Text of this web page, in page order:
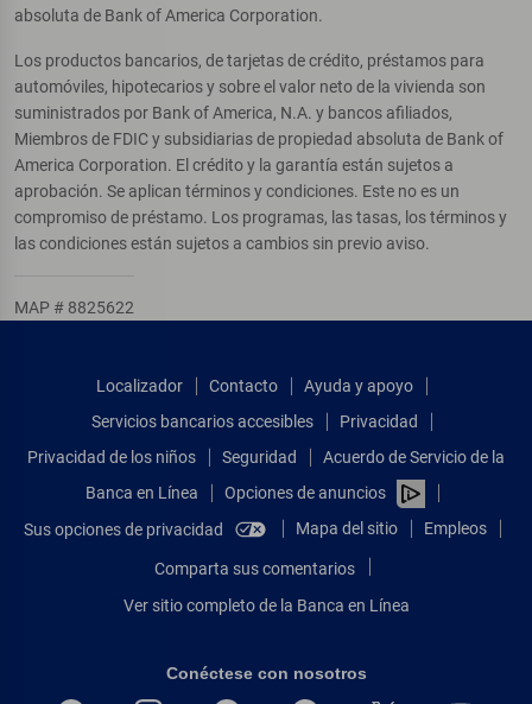
absoluta de Bank of America Corporation.
Los productos bancarios, de tarjetas de crédito, préstamos para
automóviles, hipotecarios y sobre el valor neto de la vivienda son
suministrados por Bank of America, N.A. y bancos afiliados,
Miembros de FDIC y subsidiarias de propiedad absoluta de Bank of
America Corporation. El crédito y la garantía están sujetos a
aprobación. Se aplican términos y condiciones. Este no es un
compromiso de préstamo. Los programas, las tasas, los términos y
las condiciones están sujetos a cambios sin previo aviso.
MAP # 8825622
Localizador Contacto
Ayuda y apoyo
Servicios bancarios accesibles
Privacidad
Privacidad de los niños
Seguridad
Acuerdo de Servicio de la
Banca en Línea
Opciones de anuncios
Sus opciones de privacidad
Mapa del sitio Empleos
Comparta sus comentarios
Ver sitio completo de la Banca en Línea
Conéctese con nosotros